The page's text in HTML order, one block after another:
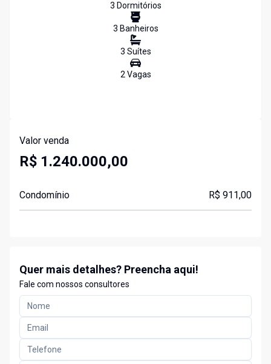
3 Dormitórios
3 Banheiros
3 Suítes
2Vagas
Valor venda
R$ 1.240.000,00
Condomínio R$ 911,00
Quer mais detalhes? Preencha aqui!
Fale com nossos consultores